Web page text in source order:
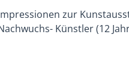
zur
Künstler (12